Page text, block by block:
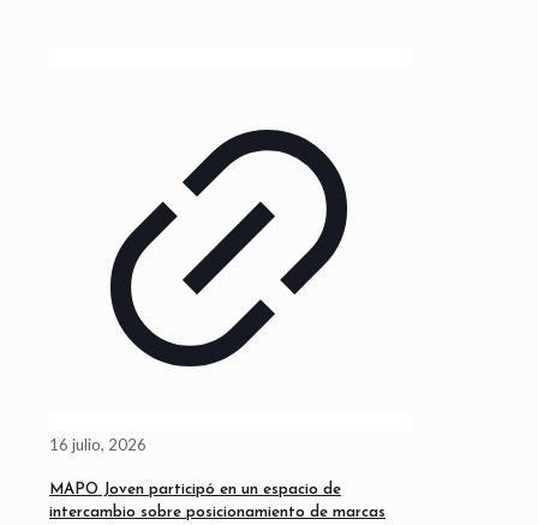
16 julio, 2026
MAPO Joven participó en un espacio de
intercambio sobre posicionamiento de marcas